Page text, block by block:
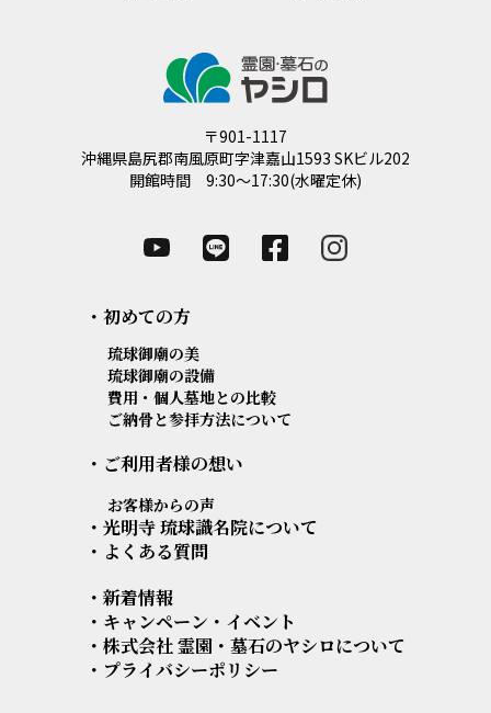
〒901-1117
沖縄県島尻郡南風原町字津嘉山1593 SKビル202
開館時間 9:30～17:30(水曜定休)
・初めての方
琉球御廟の美
琉球御廟の設備
費用・個人墓地との比較
ご納骨と参拝方法について
・ご利用者様の想い
お客様からの声
・光明寺 琉球識名院について
・よくある質問
・新着情報
・キャンペーン・イベント
・ 株式会社 霊園・墓石のヤシロについて
・プライバシーポリシー